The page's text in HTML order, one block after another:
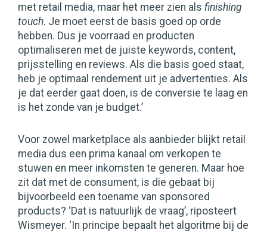
met retail media, maar het meer zien als finishing
touch. Je moet eerst de basis goed op orde
hebben. Dus je voorraad en producten
optimaliseren met de juiste keywords, content,
prijsstelling en reviews. Als die basis goed staat,
heb je optimaal rendement uit je advertenties. Als
je dat eerder gaat doen, is de conversie te laag en
is het zonde van je budget.’
Voor zowel marketplace als aanbieder blijkt retail
media dus een prima kanaal om verkopen te
stuwen en meer inkomsten te generen. Maar hoe
zit dat met de consument, is die gebaat bij
bijvoorbeeld een toename van sponsored
products? ‘Dat is natuurlijk de vraag’, riposteert
Wismeyer. ‘In principe bepaalt het algoritme bij de